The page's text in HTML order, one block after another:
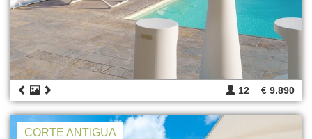
12 € 9.890
CORTE ANTIGUA